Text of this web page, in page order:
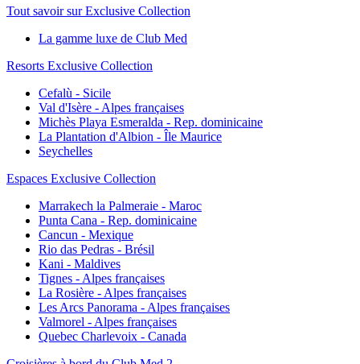
Tout savoir sur Exclusive Collection
La gamme luxe de Club Med
Resorts Exclusive Collection
Cefalù - Sicile
Val d'Isère - Alpes françaises
Michès Playa Esmeralda - Rep. dominicaine
La Plantation d'Albion - Île Maurice
Seychelles
Espaces Exclusive Collection
Marrakech la Palmeraie - Maroc
Punta Cana - Rep. dominicaine
Cancun - Mexique
Rio das Pedras - Brésil
Kani - Maldives
Tignes - Alpes françaises
La Rosière - Alpes françaises
Les Arcs Panorama - Alpes françaises
Valmorel - Alpes françaises
Quebec Charlevoix - Canada